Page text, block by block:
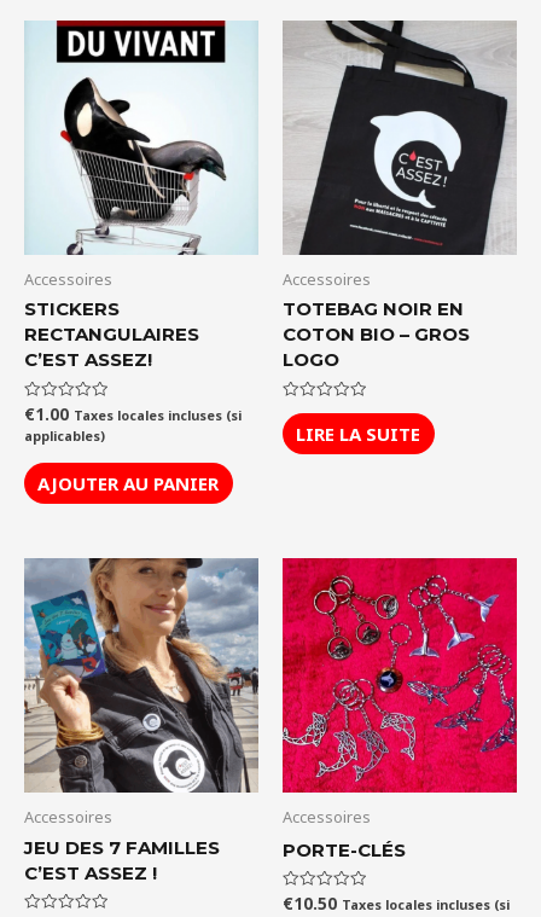
Accessoires
STICKERS
RECTANGULAIRES
C’EST ASSEZ!
Note
0
sur
€1.00 Taxes locales incluses (si
applicables)
AJOUTER AU PANIER
Accessoires
TOTEBAG NOIR EN
COTON BIO – GROS
LOGO
Note
0
sur
5
LIRE LA SUITE
Accessoires
JEU DES 7 FAMILLES
C’EST ASSEZ !
Accessoires
PORTE-CLÉS
Note
€10.50 Taxes locales incluses (si